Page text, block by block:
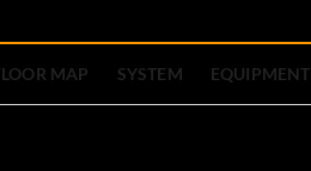
MAP SYSTEM EQUIPMENT